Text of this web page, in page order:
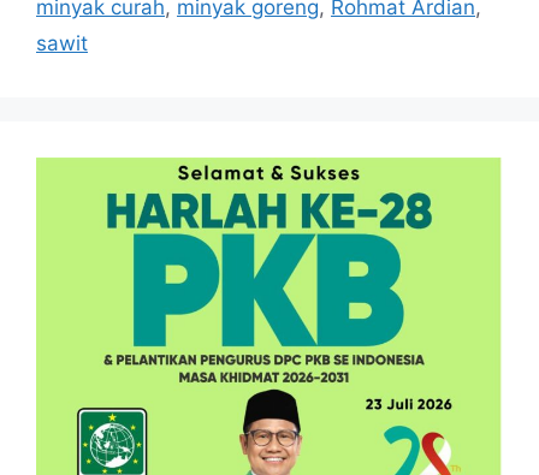
minyak curah, minyak goreng, Rohmat Ardian,
sawit